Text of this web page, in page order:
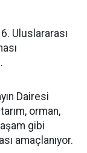
Uluslararası
Dairesi
orman,
gibi
amaçlanıyor.